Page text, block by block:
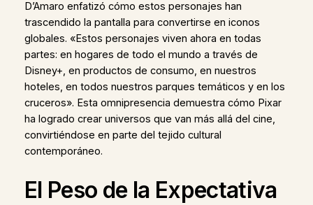
D’Amaro enfatizó cómo estos personajes han
trascendido la pantalla para convertirse en iconos
globales. «Estos personajes viven ahora en todas
partes: en hogares de todo el mundo a través de
Disney+, en productos de consumo, en nuestros
hoteles, en todos nuestros parques temáticos y en los
cruceros». Esta omnipresencia demuestra cómo Pixar
ha logrado crear universos que van más allá del cine,
convirtiéndose en parte del tejido cultural
contemporáneo.
El Peso de la Expectativa